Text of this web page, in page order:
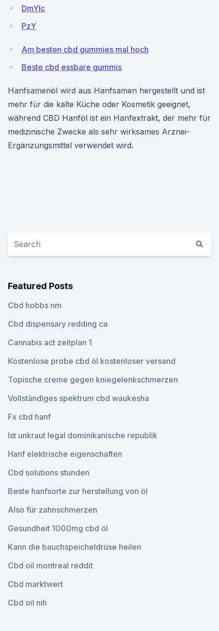
DmYIc
PzY
Am besten cbd gummies mal hoch
Beste cbd essbare gummis
Hanfsamenöl wird aus Hanfsamen hergestellt und ist
mehr für die kalte Küche oder Kosmetik geeignet,
während CBD Hanföl ist ein Hanfextrakt, der mehr für
medizinische Zwecke als sehr wirksames Arznei-
Ergänzungsmittel verwendet wird.
Featured Posts
Cbd hobbs nm
Cbd dispensary redding ca
Cannabis act zeitplan 1
Kostenlose probe cbd öl kostenloser versand
Topische creme gegen kniegelenkschmerzen
Vollständiges spektrum cbd waukesha
Fx cbd hanf
Ist unkraut legal dominikanische republik
Hanf elektrische eigenschaften
Cbd solutions stunden
Beste hanfsorte zur herstellung von öl
Also für zahnschmerzen
Gesundheit 1000mg cbd öl
Kann die bauchspeicheldrüse heilen
Cbd oil montreal reddit
Cbd marktwert
Cbd oil nih